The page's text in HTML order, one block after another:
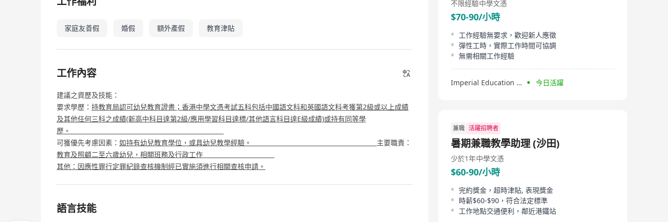
家庭友善假 婚假 額外產假 教育津貼
工作內容
建議之資歷及技能：
要求學歷： 持教育局認可幼兒教育證書；香港中學文憑考試五科包括中國語文科和英國語文科考獲第2級或以上成績
及其他任何三科之成績(新高中科目達第2級/應用學習科目達標/其他語言科目達E級成績)或持有同等學
歷。
可獲優先考慮因素： 如持有幼兒教育學位，或具幼兒教學經驗。 主要職責：
教育及照顧二至六歲幼兒，相關班務及行政工作
其他：因應性罪行定罪紀錄查核機制經已實施須進行相關查核申請。
語言技能
不限經驗中學文憑
$70-90/小時
工作經驗無要求，歡迎新人應徵
彈性工時，實際工作時間可協調
無需相關工作經驗
Imperial Education Solutions 今日活躍
兼職 活躍招聘者
暑期兼職教學助理 (沙田)
少於1年中學文憑
$60-90/小時
完約獎金，超時津貼, 表現獎金
時薪$60-$90，符合法定標準
工作地點交通便利，鄰近港鐵站